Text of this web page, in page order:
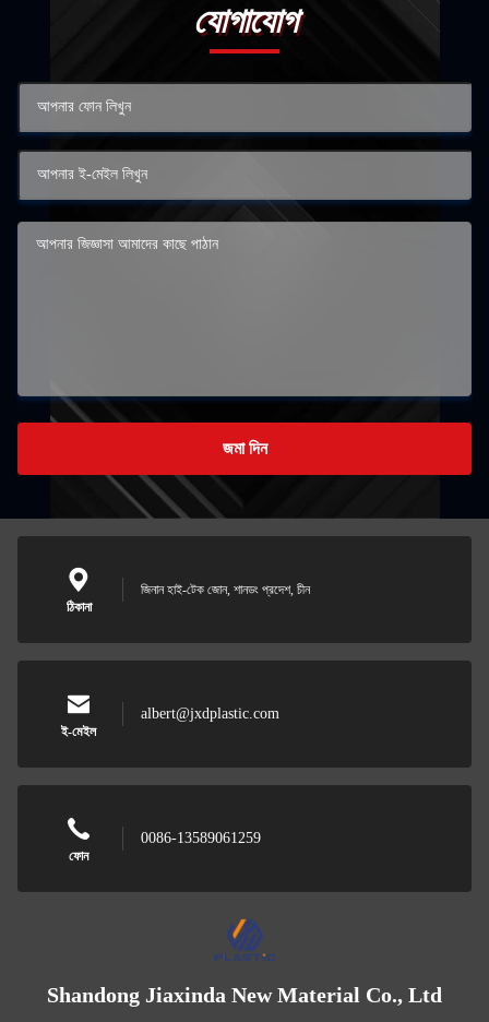
যোগাযোগ
জমা দিন
ঠিকানা
জিনান হাই-টেক জোন, শানডং প্রদেশ, চীন
ই-মেইল
albert@jxdplastic.com
ফোন
0086-13589061259
Shandong Jiaxinda New Material Co., Ltd